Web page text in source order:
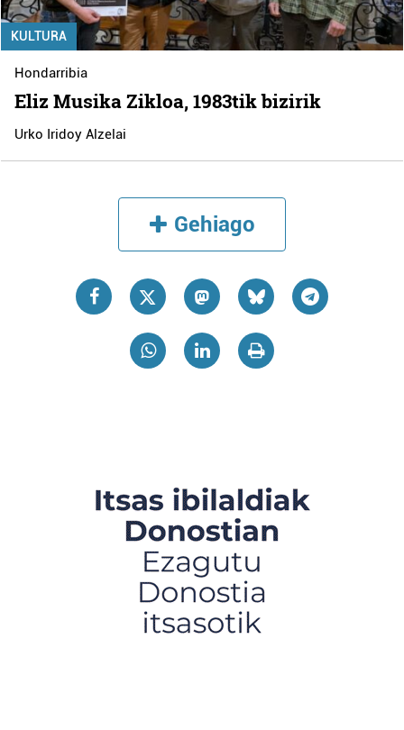
KULTURA
Hondarribia
Eliz Musika Zikloa, 1983tik bizirik
Urko Iridoy Alzelai
Gehiago